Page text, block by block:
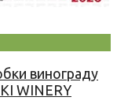
винограду
WINERY